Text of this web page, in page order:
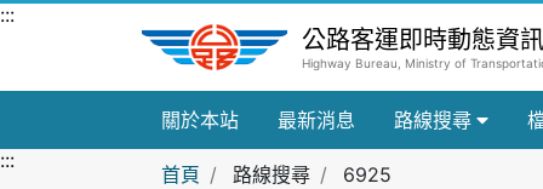
跳到主要內容區
:::
公路客運即時動態資
Highway Bureau, Ministry of
關於本站 最新消息 路線搜尋
:::
首頁 路線搜尋 6925